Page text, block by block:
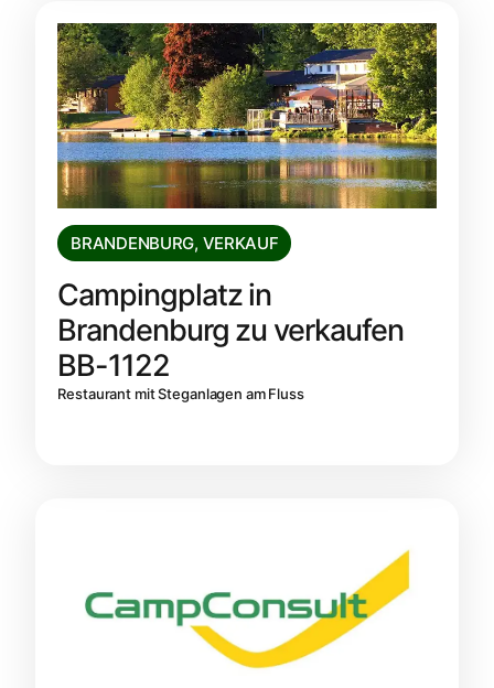
BRANDENBURG, VERKAUF
Campingplatz in
Brandenburg zu verkaufen
BB-1122
Restaurant mit Steganlagen am Fluss